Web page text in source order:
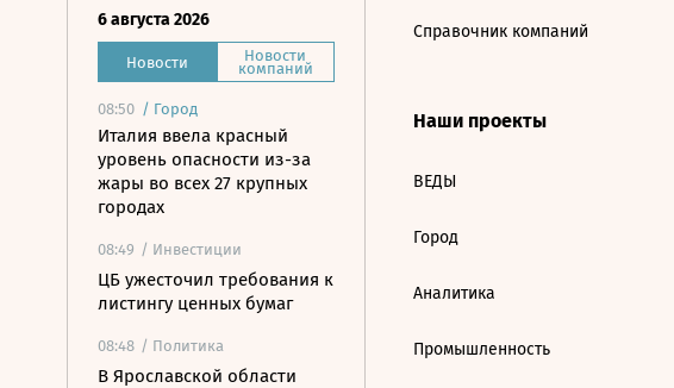
6 августа 2026
Новости Новости
компаний
08:50 / Город
Италия ввела красный
уровень опасности из-за
жары во всех 27 крупных
городах
08:49 / Инвестиции
ЦБ ужесточил требования к
листингу ценных бумаг
08:48 / Политика
В Ярославской области
Справочник компаний
Наши проекты
ВЕДЫ
Город
Аналитика
Промышленность